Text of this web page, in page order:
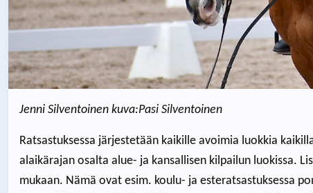
Jenni Silventoinen kuva:Pasi Silventoinen
Ratsastuksessa järjestetään kaikille avoimia luokkia
alaikärajan osalta alue- ja kansallisen kilpailun luokissa.
mukaan. Nämä ovat esim. koulu- ja esteratsastuksessa